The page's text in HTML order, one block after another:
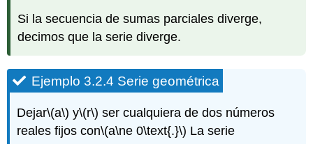
Si la secuencia de sumas parciales diverge,
decimos que la serie diverge.
Ejemplo 3.2.4 Serie geométrica
Dejar\(a\) y\(r\) ser cualquiera de dos números
reales fijos con\(a\ne 0\text{.}\) La serie